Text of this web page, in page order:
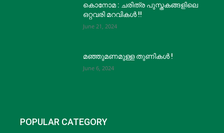
കൊനോമ : ചരിത്ര പുസ്തകങ്ങളിലെ
ഒറ്റവരി മറവികൾ !!
June 21, 2024
മഞ്ഞുമണമുള്ള തുണികൾ !
June 6, 2024
POPULAR CATEGORY